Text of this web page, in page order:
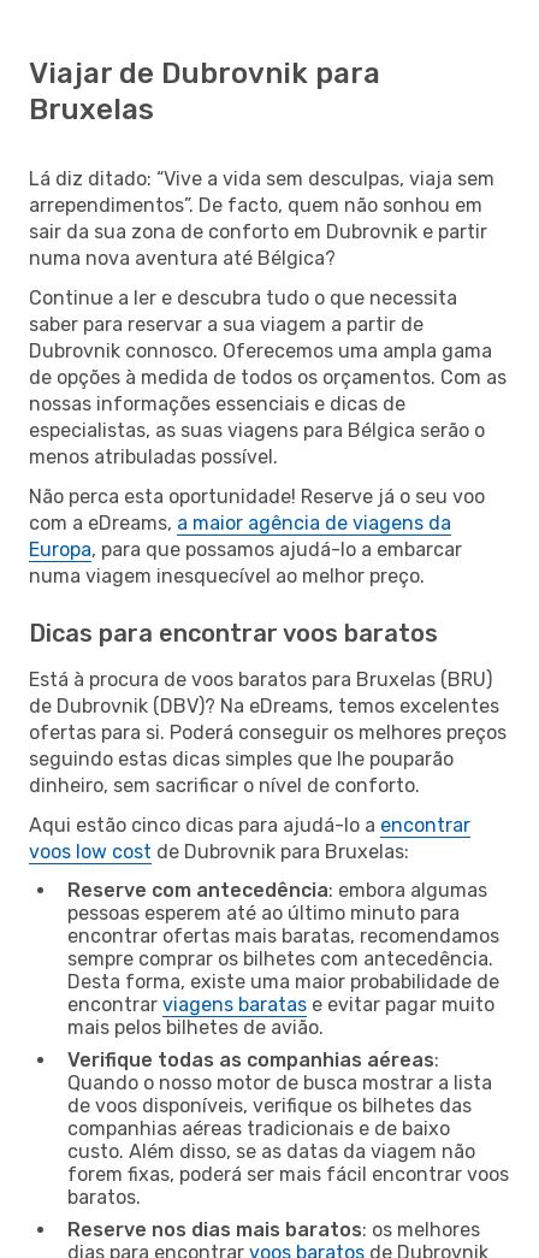
Viajar de Dubrovnik para
Bruxelas
Lá diz ditado: “Vive a vida sem desculpas, viaja sem
arrependimentos”. De facto, quem não sonhou em
sair da sua zona de conforto em Dubrovnik e partir
numa nova aventura até Bélgica?
Continue a ler e descubra tudo o que necessita
saber para reservar a sua viagem a partir de
Dubrovnik connosco. Oferecemos uma ampla gama
de opções à medida de todos os orçamentos. Com as
nossas informações essenciais e dicas de
especialistas, as suas viagens para Bélgica serão o
menos atribuladas possível.
Não perca esta oportunidade! Reserve já o seu voo
com a eDreams, a maior agência de viagens da
Europa, para que possamos ajudá-lo a embarcar
numa viagem inesquecível ao melhor preço.
Dicas para encontrar voos baratos
Está à procura de voos baratos para Bruxelas (BRU)
de Dubrovnik (DBV)? Na eDreams, temos excelentes
ofertas para si. Poderá conseguir os melhores preços
seguindo estas dicas simples que lhe pouparão
dinheiro, sem sacrificar o nível de conforto.
Aqui estão cinco dicas para ajudá-lo a encontrar
voos low cost de Dubrovnik para Bruxelas:
Reserve com antecedência: embora algumas
pessoas esperem até ao último minuto para
encontrar ofertas mais baratas, recomendamos
sempre comprar os bilhetes com antecedência.
Desta forma, existe uma maior probabilidade de
encontrar viagens baratas e evitar pagar muito
mais pelos bilhetes de avião.
Verifique todas as companhias aéreas:
Quando o nosso motor de busca mostrar a lista
de voos disponíveis, verifique os bilhetes das
companhias aéreas tradicionais e de baixo
custo. Além disso, se as datas da viagem não
forem fixas, poderá ser mais fácil encontrar voos
baratos.
Reserve nos dias mais baratos: os melhores
dias para encontrar voos baratos de Dubrovnik